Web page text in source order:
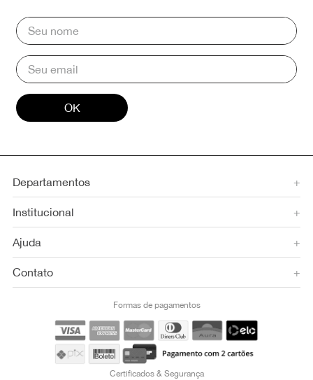
OK
Departamentos +
Institucional +
Ajuda +
Contato +
Formas de pagamentos
Certificados & Segurança